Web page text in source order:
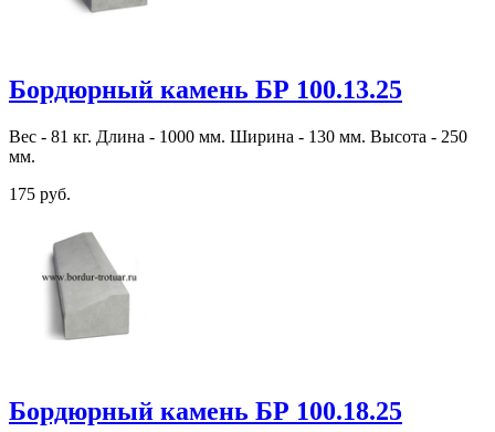
Бордюрный камень БР 100.13.25
Вес - 81 кг. Длина - 1000 мм. Ширина - 130 мм. Высота - 250
мм.
175 руб.
Бордюрный камень БР 100.18.25